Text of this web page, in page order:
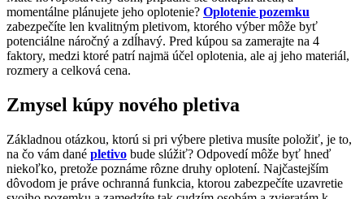
momentálne plánujete jeho oplotenie? Oplotenie pozemku
zabezpečíte len kvalitným pletivom, ktorého výber môže byť
potenciálne náročný a zdĺhavý. Pred kúpou sa zamerajte na 4
faktory, medzi ktoré patrí najmä účel oplotenia, ale aj jeho materiál,
rozmery a celková cena.
Zmysel kúpy nového pletiva
Základnou otázkou, ktorú si pri výbere pletiva musíte položiť, je to,
na čo vám dané pletivo bude slúžiť? Odpovedí môže byť hneď
niekoľko, pretože poznáme rôzne druhy oplotení. Najčastejším
dôvodom je práve ochranná funkcia, ktorou zabezpečíte uzavretie